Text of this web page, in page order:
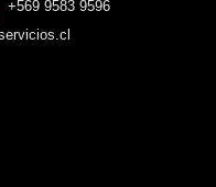
+569 9583 9596